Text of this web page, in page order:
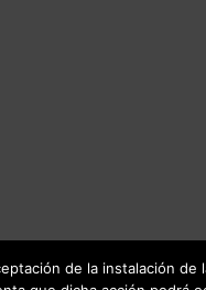
de la instalación de